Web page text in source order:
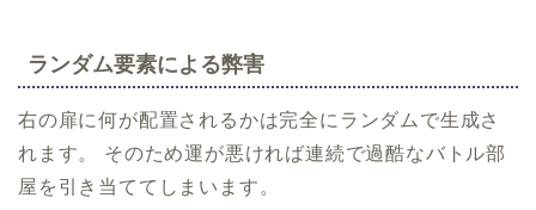
ランダム要素による弊害
右の扉に何が配置されるかは完全にランダムで生成さ
れます。 そのため運が悪ければ連続で過酷なバトル部
屋を引き当ててしまいます。